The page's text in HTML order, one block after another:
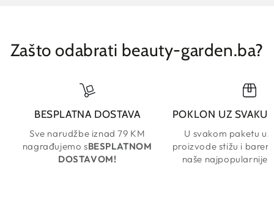
Zašto odabrati beauty-garden.ba?
BESPLATNA DOSTAVA
Sve narudžbe iznad 79 KM
nagrađujemo sBESPLATNOM
DOSTAVOM!
POKLON UZ SVAKU
U svakom paketu
proizvode stižu i
naše najpopularnije